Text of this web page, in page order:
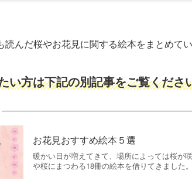
んだ桜やお花見に関する絵本をまとめてい
い方は下記の別記事をご覧くださ
お花見おすすめ絵本５選
暖かい日が増えてきて、場所によっては桜が
や桜にまつわる18冊の絵本を借りてきました